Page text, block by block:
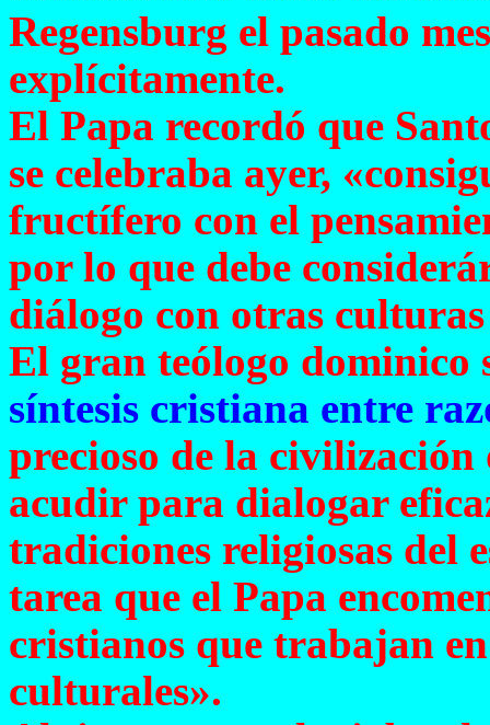
Regensburg el pasado
explícitamente.
El Papa recordó que
se celebraba ayer,
fructífero con el
por lo que debe
diálogo con otras
El gran teólogo dominico
síntesis cristiana entre
precioso de la civilización
acudir para dialogar
tradiciones religiosas del
tarea que el Papa
cristianos que trabajan
culturales».